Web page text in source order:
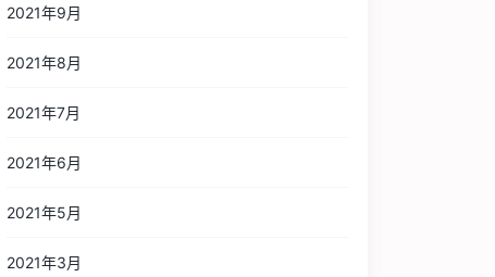
2021年9月
2021年8月
2021年7月
2021年6月
2021年5月
2021年3月